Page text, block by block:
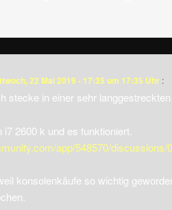
22 Mai 2019 - 17:35 um 17:35 Uhr :
stecke in einer sehr
i7 2600 k und es funktioniert.
app/548570/discussions/
konsolenkäufe so wichtig